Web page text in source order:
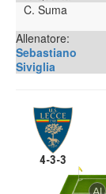
C. Suma
Allenatore:
Sebastiano
Siviglia
4-3-3